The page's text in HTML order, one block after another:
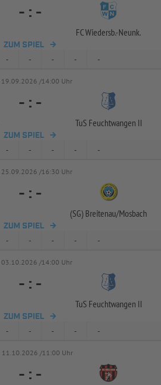
- : -
FC Wiedersb.-Neunk.
ZUM SPIEL
- - - - -
19.09.2026 /14:00 Uhr
- : -
TuS Feuchtwangen II
ZUM SPIEL
- - - - -
25.09.2026 /16:30 Uhr
- : -
(SG) Breitenau/Mosbach
ZUM SPIEL
- - - - -
03.10.2026 /14:00 Uhr
- : -
TuS Feuchtwangen II
ZUM SPIEL
- - - - -
11.10.2026 /11:00 Uhr
- : -